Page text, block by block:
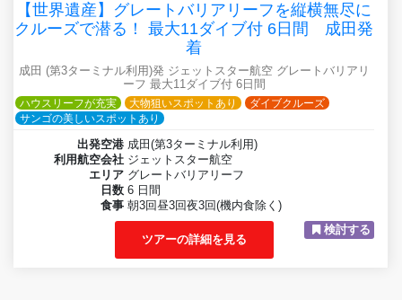
【世界遺産】グレートバリアリーフを縦横無尽に
クルーズで潜る！ 最大11ダイブ付 6日間 成田発
着
成田 (第3ターミナル利用)発 ジェットスター航空 グレートバリアリ
ーフ 最大11ダイブ付 6日間
ハウスリーフが充実
大物狙いスポットあり
ダイブクルーズ
サンゴの美しいスポットあり
出発空港 成田(第3ターミナル利用)
利用航空会社 ジェットスター航空
エリア グレートバリアリーフ
日数 6 日間
食事 朝3回昼3回夜3回(機内食除く)
ツアーの詳細を見る
検討する